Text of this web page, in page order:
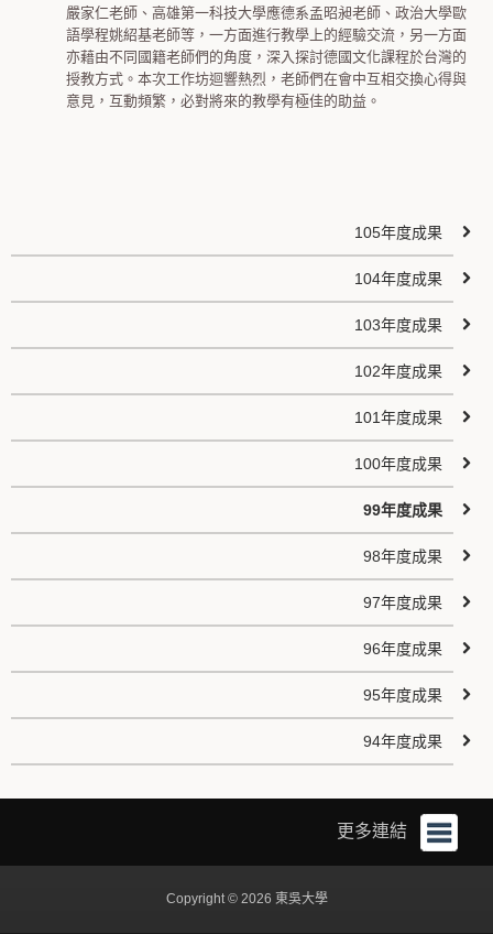
嚴家仁老師、高雄第一科技大學應德系孟昭昶老師、政治大學歐
語學程姚紹基老師等，一方面進行教學上的經驗交流，另一方面
亦藉由不同國籍老師們的角度，深入探討德國文化課程於台灣的
授教方式。本次工作坊迴響熱烈，老師們在會中互相交換心得與
意見，互動頻繁，必對將來的教學有極佳的助益。
105年度成果
104年度成果
103年度成果
102年度成果
101年度成果
100年度成果
99年度成果
98年度成果
97年度成果
96年度成果
95年度成果
94年度成果
更多連結
Copyright © 2026 東吳大學